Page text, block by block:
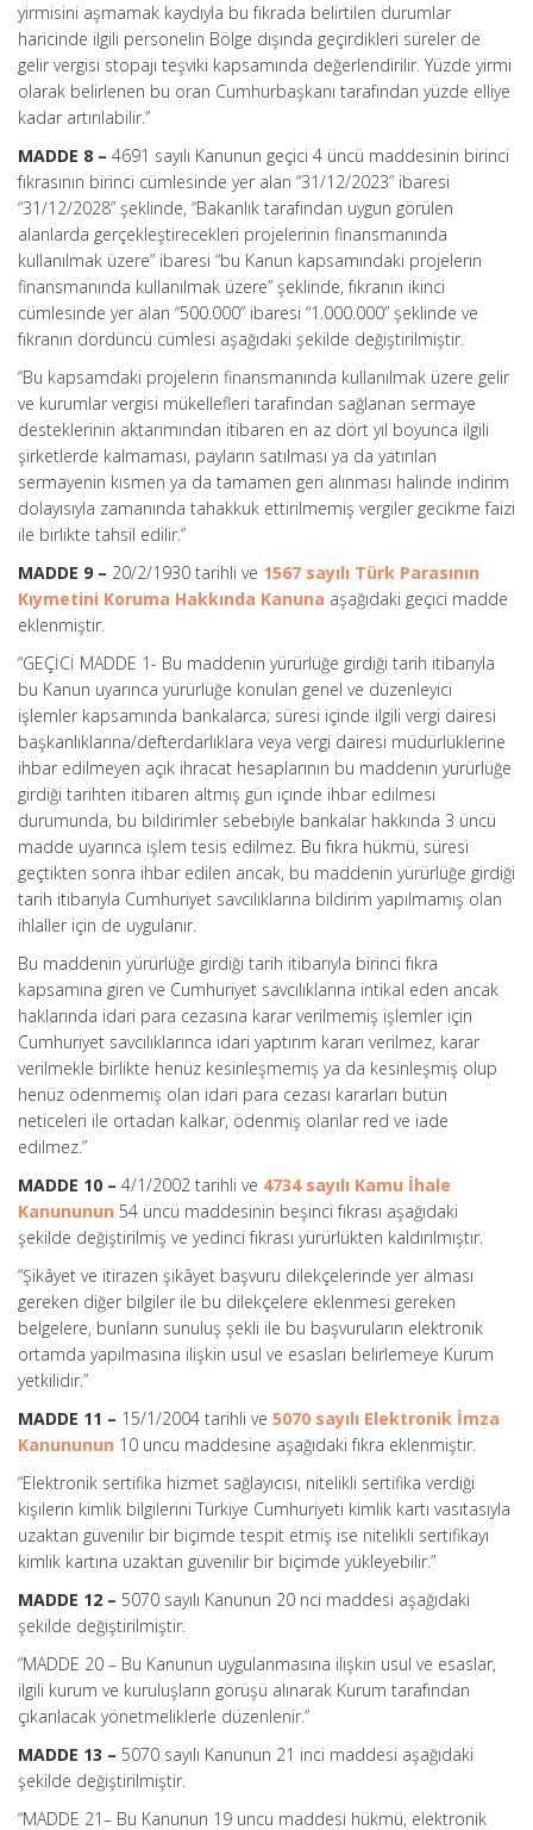
yirmisini aşmamak kaydıyla bu fıkrada belirtilen durumlar
haricinde ilgili personelin Bölge dışında geçirdikleri süreler de
gelir vergisi stopajı teşviki kapsamında değerlendirilir. Yüzde yirmi
olarak belirlenen bu oran Cumhurbaşkanı tarafından yüzde elliye
kadar artırılabilir.”
MADDE 8 – 4691 sayılı Kanunun geçici 4 üncü maddesinin birinci
fıkrasının birinci cümlesinde yer alan “31/12/2023” ibaresi
“31/12/2028” şeklinde, “Bakanlık tarafından uygun görülen
alanlarda gerçekleştirecekleri projelerinin finansmanında
kullanılmak üzere” ibaresi “bu Kanun kapsamındaki projelerin
finansmanında kullanılmak üzere” şeklinde, fıkranın ikinci
cümlesinde yer alan “500.000” ibaresi “1.000.000” şeklinde ve
fıkranın dördüncü cümlesi aşağıdaki şekilde değiştirilmiştir.
“Bu kapsamdaki projelerin finansmanında kullanılmak üzere gelir
ve kurumlar vergisi mükellefleri tarafından sağlanan sermaye
desteklerinin aktarımından itibaren en az dört yıl boyunca ilgili
şirketlerde kalmaması, payların satılması ya da yatırılan
sermayenin kısmen ya da tamamen geri alınması halinde indirim
dolayısıyla zamanında tahakkuk ettirilmemiş vergiler gecikme faizi
ile birlikte tahsil edilir.”
MADDE 9 – 20/2/1930 tarihli ve 1567 sayılı Türk Parasının
Kıymetini Koruma Hakkında Kanuna aşağıdaki geçici madde
eklenmiştir.
“GEÇİCİ MADDE 1- Bu maddenin yürürlüğe girdiği tarih itibarıyla
bu Kanun uyarınca yürürlüğe konulan genel ve düzenleyici
işlemler kapsamında bankalarca; süresi içinde ilgili vergi dairesi
başkanlıklarına/defterdarlıklara veya vergi dairesi müdürlüklerine
ihbar edilmeyen açık ihracat hesaplarının bu maddenin yürürlüğe
girdiği tarihten itibaren altmış gün içinde ihbar edilmesi
durumunda, bu bildirimler sebebiyle bankalar hakkında 3 üncü
madde uyarınca işlem tesis edilmez. Bu fıkra hükmü, süresi
geçtikten sonra ihbar edilen ancak, bu maddenin yürürlüğe girdiği
tarih itibarıyla Cumhuriyet savcılıklarına bildirim yapılmamış olan
ihlaller için de uygulanır.
Bu maddenin yürürlüğe girdiği tarih itibarıyla birinci fıkra
kapsamına giren ve Cumhuriyet savcılıklarına intikal eden ancak
haklarında idari para cezasına karar verilmemiş işlemler için
Cumhuriyet savcılıklarınca idari yaptırım kararı verilmez, karar
verilmekle birlikte henüz kesinleşmemiş ya da kesinleşmiş olup
henüz ödenmemiş olan idari para cezası kararları bütün
neticeleri ile ortadan kalkar, ödenmiş olanlar red ve iade
edilmez.”
MADDE 10 – 4/1/2002 tarihli ve 4734 sayılı Kamu İhale
Kanununun 54 üncü maddesinin beşinci fıkrası aşağıdaki
şekilde değiştirilmiş ve yedinci fıkrası yürürlükten kaldırılmıştır.
“Şikâyet ve itirazen şikâyet başvuru dilekçelerinde yer alması
gereken diğer bilgiler ile bu dilekçelere eklenmesi gereken
belgelere, bunların sunuluş şekli ile bu başvuruların elektronik
ortamda yapılmasına ilişkin usul ve esasları belirlemeye Kurum
yetkilidir.”
MADDE 11 – 15/1/2004 tarihli ve 5070 sayılı Elektronik İmza
Kanununun 10 uncu maddesine aşağıdaki fıkra eklenmiştir.
“Elektronik sertifika hizmet sağlayıcısı, nitelikli sertifika verdiği
kişilerin kimlik bilgilerini Türkiye Cumhuriyeti kimlik kartı vasıtasıyla
uzaktan güvenilir bir biçimde tespit etmiş ise nitelikli sertifikayı
kimlik kartına uzaktan güvenilir bir biçimde yükleyebilir.”
MADDE 12 – 5070 sayılı Kanunun 20 nci maddesi aşağıdaki
şekilde değiştirilmiştir.
“MADDE 20 – Bu Kanunun uygulanmasına ilişkin usul ve esaslar,
ilgili kurum ve kuruluşların görüşü alınarak Kurum tarafından
çıkarılacak yönetmeliklerle düzenlenir.”
MADDE 13 – 5070 sayılı Kanunun 21 inci maddesi aşağıdaki
şekilde değiştirilmiştir.
“MADDE 21– Bu Kanunun 19 uncu maddesi hükmü, elektronik